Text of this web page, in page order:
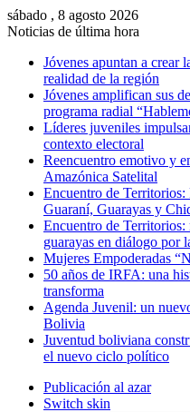
sábado , 8 agosto 2026
Noticias de última hora
Jóvenes apuntan a crear
realidad de la región
Jóvenes amplifican sus
programa radial
Líderes juveniles
contexto electoral
Reencuentro emotivo y
Amazónica Satelital
Encuentro de
Guaraní, Guarayas y
Encuentro de
guarayas en diálogo por
Mujeres Empoderadas
50 años de IRFA: una
transforma
Agenda Juvenil: un
Bolivia
Juventud boliviana
el nuevo ciclo político
Publicación al azar
Switch skin